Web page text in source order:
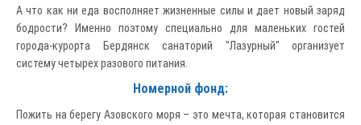
А что как ни еда восполняет жизненные силы и дает новый заряд
бодрости? Именно поэтому специально для маленьких гостей
города-курорта Бердянск санаторий "Лазурный" организует
систему четырех разового питания.
Номерной фонд:
Пожить на берегу Азовского моря – это мечта, которая становится